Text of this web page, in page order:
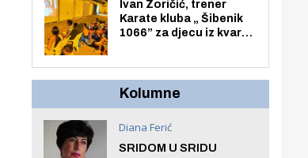
Ivan Zoričić, trener
Karate kluba „ Šibenik
1066” za djecu iz kvarta
organizirao dječje
Kolumne
Diana Ferić
SRIDOM U SRIDU